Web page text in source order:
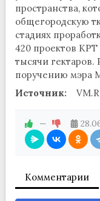
пространства,
общегородскую
стадиях
420 проектов
тысячи
поручению мэра
Источник:
—
Комментарии